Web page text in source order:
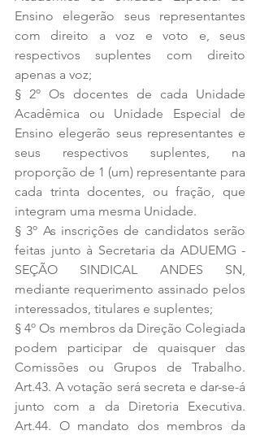
Ensino elegerão seus representantes
com direito a voz e voto e, seus
respectivos suplentes com direito
apenas a voz;
§ 2º Os docentes de cada Unidade
Acadêmica ou Unidade Especial de
Ensino elegerão seus representantes e
seus respectivos suplentes, na
proporção de 1 (um) representante para
cada trinta docentes, ou fração, que
integram uma mesma Unidade.
§ 3º As inscrições de candidatos serão
feitas junto à Secretaria da ADUEMG -
SEÇÃO SINDICAL ANDES SN,
mediante requerimento assinado pelos
interessados, titulares e suplentes;
§ 4º Os membros da Direção Colegiada
podem participar de quaisquer das
Comissões ou Grupos de Trabalho.
Art.43. A votação será secreta e dar-se-á
junto com a da Diretoria Executiva.
Art.44. O mandato dos membros da